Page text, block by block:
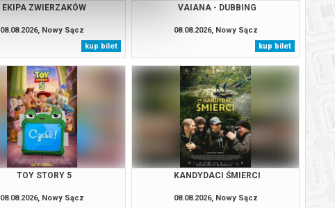
EKIPA ZWIERZAKÓW
08.08.2026, Nowy Sącz
kup bilet
VAIANA - DUBBING
08.08.2026, Nowy Sącz
kup bilet
TOY STORY 5
08.08.2026, Nowy Sącz
KANDYDACI ŚMIERCI
08.08.2026, Nowy Sącz